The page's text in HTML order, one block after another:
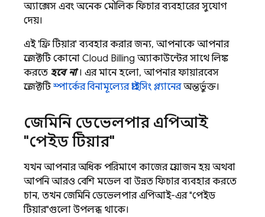
অ্যাক্সেস এবং অনেক মৌলিক ফিচার ব্যবহারের সুযোগ
দেয়।
এই 'ফ্রি টিয়ার' ব্যবহার করার জন্য, আপনাকে আপনার
প্রজেক্টটি কোনো Cloud Billing অ্যাকাউন্টের সাথে লিঙ্ক
করতে হবে না। এর মানে হলো, আপনার ফায়ারবেস
প্রজেক্টটিস্পার্কের বিনামূল্যের প্রাইসিং প্ল্যানেরঅন্তর্ভুক্ত।
জেমিনি ডেভেলপার এপিআই
"পেইড টিয়ার"
যখন আপনার অধিক পরিমাণে কাজের প্রয়োজন হয় অথবা
আপনি আরও বেশি মডেল বা উন্নত ফিচার ব্যবহার করতে
চান, তখনজেমিনি ডেভেলপার এপিআই-এর"পেইড
টিয়ার"গুলো উপলব্ধ থাকে।